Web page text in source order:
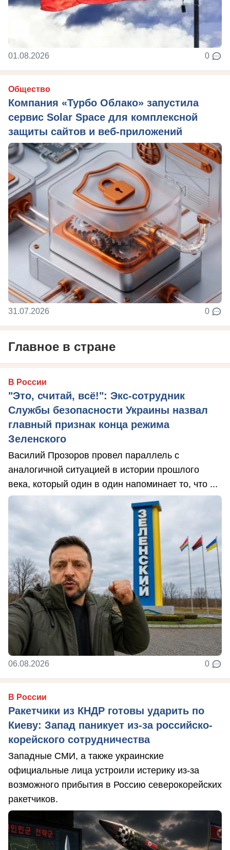
01.08.2026 0
Общество
Компания «Турбо Облако» запустила
сервис Solar Space для комплексной
защиты сайтов и веб-приложений
31.07.2026 0
Главное в стране
В России
"Это, считай, всё!": Экс-сотрудник
Службы безопасности Украины назвал
главный признак конца режима
Зеленского
Василий Прозоров провел параллель с
аналогичной ситуацией в истории прошлого
века, который один в один напоминает то, что ...
06.08.2026 0
В России
Ракетчики из КНДР готовы ударить по
Киеву: Запад паникует из-за российско-
корейского сотрудничества
Западные СМИ, а также украинские
официальные лица устроили истерику из-за
возможного прибытия в Россию северокорейских
ракетчиков.